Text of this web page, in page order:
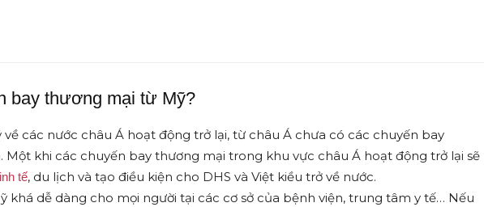
bay thương mại từ Mỹ?
các nước châu Á hoạt động trở lại, từ châu Á chưa có các chuyến bay
Một khi các chuyến bay thương mại trong khu vực châu Á hoạt động trở lại sẽ
tế, du lịch và tạo điều kiện cho DHS và Việt kiều trở về nước.
khá dễ dàng cho mọi người tại các cơ sở của bệnh viện, trung tâm y tế… Nếu